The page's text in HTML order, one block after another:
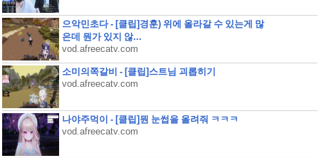
으악민초다 - [클립]경훈) 위에 올라갈 수 있는게 많
은데 뭔가 있지 않...
vod.afreecatv.com
소미의쪽갈비 - [클립]스트님 괴롭히기
vod.afreecatv.com
나야주먹이 - [클립]뭔 눈썹을 올려줘 ㅋㅋㅋ
vod.afreecatv.com